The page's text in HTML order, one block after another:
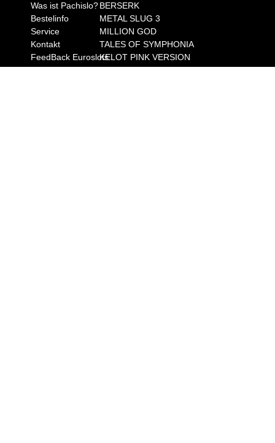
Was ist Pachislo?
Bestelinfo
Service
Kontakt
FeedBack Euroslots
BERSERK
METAL SLUG 3
MILLION GOD
TALES OF SYMPHONIA
KELOT PINK VERSION